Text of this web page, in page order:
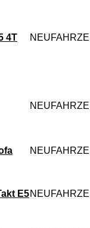
4T
E5